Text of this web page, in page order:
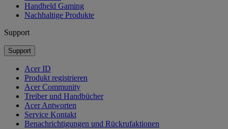
Handheld Gaming
Nachhaltige Produkte
Support
Support
Acer ID
Produkt registrieren
Acer Community
Treiber und Handbücher
Acer Antworten
Service Kontakt
Benachrichtigungen und Rückrufaktionen